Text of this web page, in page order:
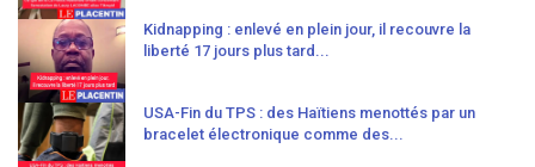
Kidnapping : enlevé en plein jour, il recouvre la
liberté 17 jours plus tard...
USA-Fin du TPS : des Haïtiens menottés par un
bracelet électronique comme des...